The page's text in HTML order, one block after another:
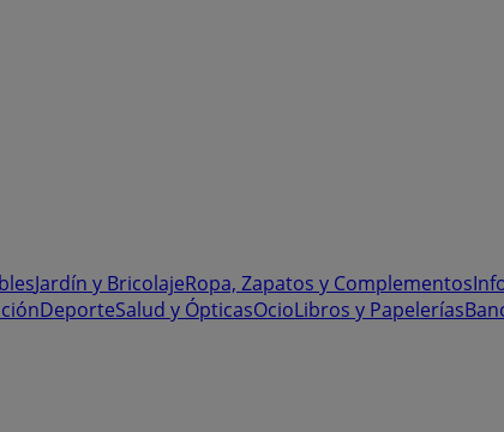
Jardín y BricolajeRopa, Zapatos y Complementos
DeporteSalud y ÓpticasOcioLibros y Papelerías